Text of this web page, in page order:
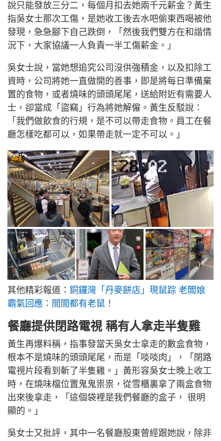
說只能發放三分二，每個月扣去她兩千元薪金？黃生
指吳女士那次工傷，是她收工後去水吧偷東西喝被他
發現，急急腳下自己跌倒，「然後我們雙方在和諧情
況下，大家協議一人負責一半工傷薪金。」
吳女士說，當她想追究公司沒供強積金，以及扣除工
資時，公司將她一直做開的善事，即是將每日準備棄
置的食物，或者燒味的頭頭尾尾，送給附近有需要人
士，卻當成「盜竊」行為將她解僱。黃生反駁說：
「我們做飲食的行規，是不可以帶走食物。員工在餐
廳怎樣吃都可以，如果帶走就一定不可以。」
其他精彩報道： 銅鑼灣「丹麥餅店」現鼠踪 老闆娘
霸氣回應：間間都有老鼠！
餐廳提供閉路電視 稱有人拿走半隻雞
黃生再爆料稱，指事發當天吳女士拿走的數盒食物，
根本不是燒味的頭頭尾尾，而是「啖啖肉」，「閉路
電視片段看到斬了半隻雞。」黃形容吳女士晚上收工
時，在燒味檔位置鬼鬼祟祟，從雪櫃裏拿了兩盒食物
出來後拿走，「這個袋裡是我們餐廳的盒子， 很明
顯的。」
吳女士又批評，其中一名餐廳股東曾經跟她說，除非